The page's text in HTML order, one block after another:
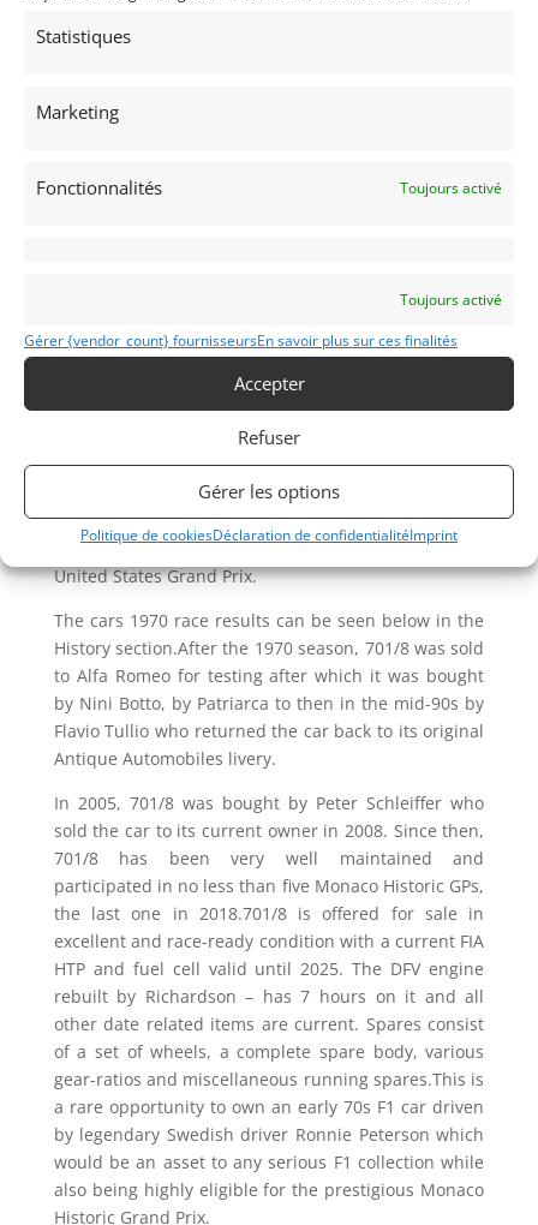
Statistiques
Marketing
Fonctionnalités Toujours activé
Toujours activé
Gérer {vendor_count} fournisseursEn savoir plus sur ces finalités
Accepter
Refuser
Gérer les options
Politique de cookiesDéclaration de confidentialitéImprint
As well as running a works team with STP
World Champion Jackie Stewart, to STP for Mario
only engine, Peterson was unable to match the pace
although he did compare favourably with
experienced works driver Jo Siffert. On his Formula
One debut the talented Swede qualified twelfth and
was the only March to finish, just out of the points in
seventh.That was to be Peterson’s best result of the
year, the remaining races yielding only two ninth
places, two unclassified finishes and an eleventh-
placed finish in the team’s last race at the 1970
United States Grand Prix.
The cars 1970 race results can be seen below in the
History section.After the 1970 season, 701/8 was sold
to Alfa Romeo for testing after which it was bought
by Nini Botto, by Patriarca to then in the mid-90s by
Flavio Tullio who returned the car back to its original
Antique Automobiles livery.
In 2005, 701/8 was bought by Peter Schleiffer who
sold the car to its current owner in 2008. Since then,
701/8 has been very well maintained and
participated in no less than five Monaco Historic GPs,
the last one in 2018.701/8 is offered for sale in
excellent and race-ready condition with a current FIA
HTP and fuel cell valid until 2025. The DFV engine
rebuilt by Richardson – has 7 hours on it and all
other date related items are current. Spares consist
of a set of wheels, a complete spare body, various
gear-ratios and miscellaneous running spares.This is
a rare opportunity to own an early 70s F1 car driven
by legendary Swedish driver Ronnie Peterson which
would be an asset to any serious F1 collection while
also being highly eligible for the prestigious Monaco
Historic Grand Prix.